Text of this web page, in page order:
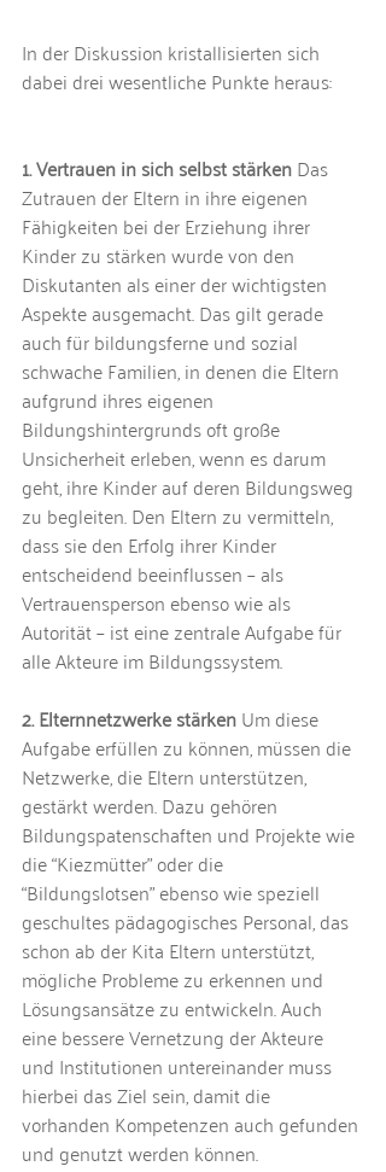
In der Diskussion kristallisierten sich
dabei drei wesentliche Punkte heraus:
1. Vertrauen in sich selbst stärken Das
Zutrauen der Eltern in ihre eigenen
Fähigkeiten bei der Erziehung ihrer
Kinder zu stärken wurde von den
Diskutanten als einer der wichtigsten
Aspekte ausgemacht. Das gilt gerade
auch für bildungsferne und sozial
schwache Familien, in denen die Eltern
aufgrund ihres eigenen
Bildungshintergrunds oft große
Unsicherheit erleben, wenn es darum
geht, ihre Kinder auf deren Bildungsweg
zu begleiten. Den Eltern zu vermitteln,
dass sie den Erfolg ihrer Kinder
entscheidend beeinflussen – als
Vertrauensperson ebenso wie als
Autorität – ist eine zentrale Aufgabe für
alle Akteure im Bildungssystem.
2. Elternnetzwerke stärken Um diese
Aufgabe erfüllen zu können, müssen die
Netzwerke, die Eltern unterstützen,
gestärkt werden. Dazu gehören
Bildungspatenschaften und Projekte wie
die “Kiezmütter” oder die
“Bildungslotsen” ebenso wie speziell
geschultes pädagogisches Personal, das
schon ab der Kita Eltern unterstützt,
mögliche Probleme zu erkennen und
Lösungsansätze zu entwickeln. Auch
eine bessere Vernetzung der Akteure
und Institutionen untereinander muss
hierbei das Ziel sein, damit die
vorhanden Kompetenzen auch gefunden
und genutzt werden können.